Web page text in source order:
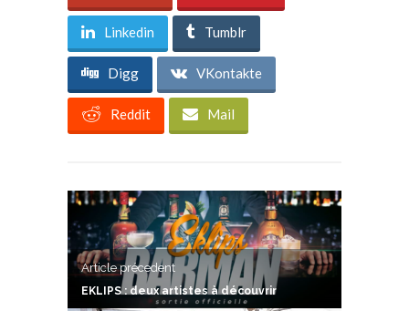
Linkedin Tumblr
Digg VKontakte
Reddit Mail
Article précedent
EKLIPS : deux artistes à découvrir